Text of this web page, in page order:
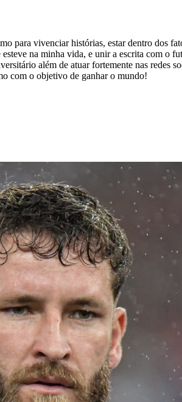
para vivenciar histórias, estar dentro dos
esteve na minha vida, e unir a escrita com o
além de atuar fortemente nas redes
com o objetivo de ganhar o mundo!